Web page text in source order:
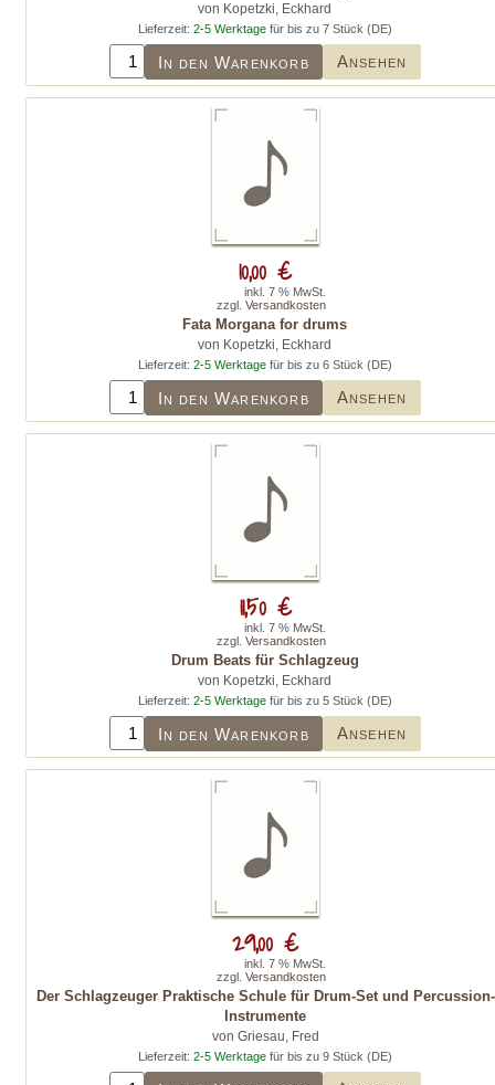
von Kopetzki, Eckhard
Lieferzeit: 2-5 Werktagefür bis zu 7 Stück (DE)
In den Warenkorb Ansehen
Fata Morgana for drums
von Kopetzki, Eckhard
Lieferzeit: 2-5 Werktagefür bis zu 6 Stück (DE)
In den Warenkorb Ansehen
10,00 €
inkl. 7 % MwSt.
zzgl. Versandkosten
Drum Beats für Schlagzeug
von Kopetzki, Eckhard
Lieferzeit: 2-5 Werktagefür bis zu 5 Stück (DE)
In den Warenkorb Ansehen
11,50 €
inkl. 7 % MwSt.
zzgl. Versandkosten
Der Schlagzeuger Praktische Schule für Drum-Set und Percussion-
Instrumente
von Griesau, Fred
Lieferzeit: 2-5 Werktage für bis zu 9 Stück (DE)
29,00 €
inkl. 7 % MwSt.
zzgl. Versandkosten